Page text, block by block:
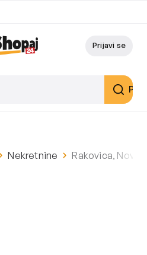
Prijavi se
Nekretnine Rakovica, Nova